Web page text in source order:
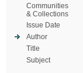
Communities
& Collections
Issue Date
Author
Title
Subject